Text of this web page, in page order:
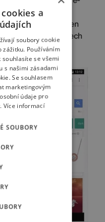
místech,
prozatím jen
by měly být ve všech
a
soubory cookie
zážitku. Používáním
souhlasíte se všemi
s našimi zásadami
Se souhlasem
marketingovým
údaje pro
Více informací
SOUBORY